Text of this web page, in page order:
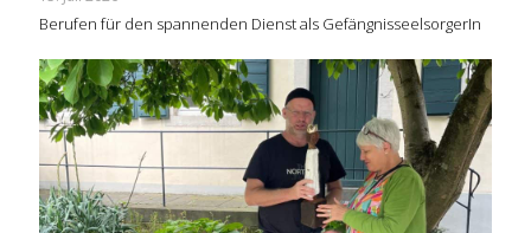
Berufen für den spannenden Dienst als GefängnisseelsorgerIn